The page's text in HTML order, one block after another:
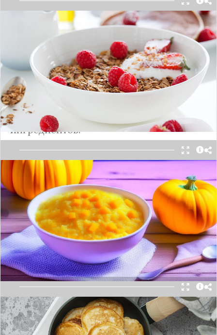
Эту сытную кашу можно приготовить вечером, а
с утра просто разогреть и подать на стол.
Подробнее
Отличное начало дня: тыквенная
каша с пшеном
Вкусный и полезный завтрак из постных
ингредиентов.
Каша получается невероятно нежной, с
приятной сладостью и легкой горчинкой
грейпфрута.
Подробнее
Постные банановые оладьи
Отличный завтрак для всей семьи.
Подавать эти оладьи можно с медом или
вареньем.